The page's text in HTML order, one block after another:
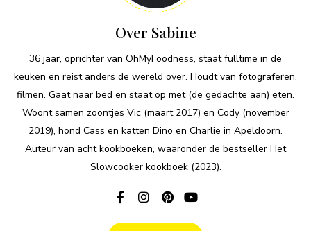
Over Sabine
36 jaar, oprichter van OhMyFoodness, staat fulltime in de
keuken en reist anders de wereld over. Houdt van fotograferen,
filmen. Gaat naar bed en staat op met (de gedachte aan) eten.
Woont samen zoontjes Vic (maart 2017) en Cody (november
2019), hond Cass en katten Dino en Charlie in Apeldoorn.
Auteur van acht kookboeken, waaronder de bestseller Het
Slowcooker kookboek (2023).